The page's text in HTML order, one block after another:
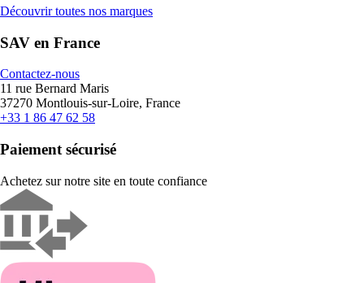
Découvrir toutes nos marques
SAV en France
Contactez-nous
11 rue Bernard Maris
37270 Montlouis-sur-Loire, France
+33 1 86 47 62 58
Paiement sécurisé
Achetez sur notre site en toute confiance